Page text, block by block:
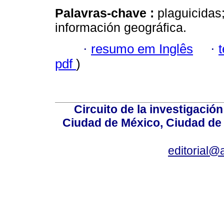
Palavras-chave :
información geográfica.
· resumo em Inglês ·
pdf )
Circuito de la
Ciudad de México, Ciudad